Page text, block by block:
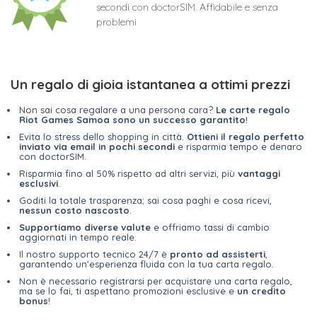
secondi con doctorSIM. Affidabile e senza
problemi
Un regalo di gioia istantanea a ottimi prezzi
Non sai cosa regalare a una persona cara? Le carte regalo
Riot Games Samoa sono un successo garantito!
Evita lo stress dello shopping in città. Ottieni il regalo perfetto
inviato via email in pochi secondi e risparmia tempo e denaro
con doctorSIM.
Risparmia fino al 50% rispetto ad altri servizi, più vantaggi
esclusivi
Goditi la totale trasparenza; sai cosa paghi e cosa ricevi,
nessun costo nascosto
Supportiamo diverse valute e offriamo tassi di cambio
aggiornati in tempo reale.
Il nostro supporto tecnico 24/7 è pronto ad assisterti
garantendo un'esperienza fluida con la tua carta regalo.
Non è necessario registrarsi per acquistare una carta regalo,
ma se lo fai, ti aspettano promozioni esclusive e un credito
bonus!